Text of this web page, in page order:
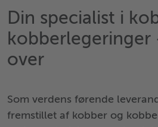
Din specialist i
kobberlegeringer
over
Som verdens førende
fremstillet af kobber og